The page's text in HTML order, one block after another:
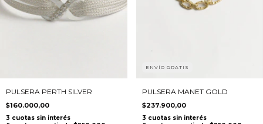
PULSERA PERTH SILVER
$160.000,00
ENVÍO GRATIS
PULSERA MANET GOLD
$237.900,00